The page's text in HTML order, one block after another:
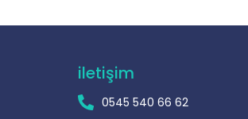
iletişim
0545 540 66 62